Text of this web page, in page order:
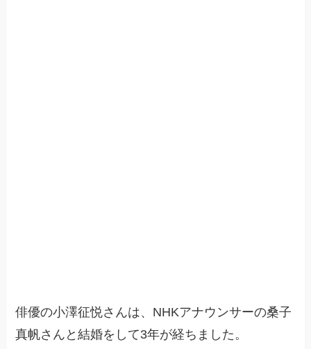
俳優の小澤征悦さんは、NHKアナウンサーの桑子
真帆さんと結婚をして3年が経ちました。